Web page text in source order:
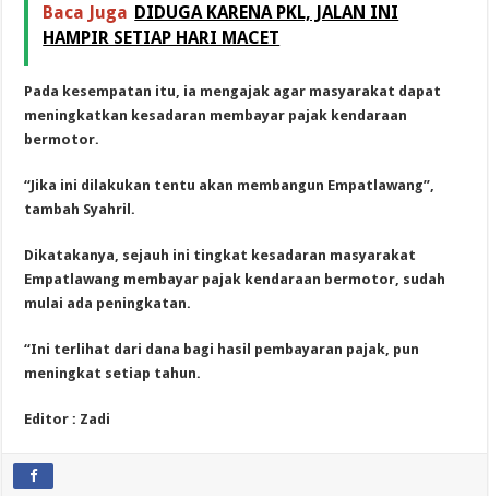
Baca Juga DIDUGA KARENA PKL, JALAN INI
HAMPIR SETIAP HARI MACET
Pada kesempatan itu, ia mengajak agar masyarakat dapat
meningkatkan kesadaran membayar pajak kendaraan
bermotor.
“Jika ini dilakukan tentu akan membangun Empatlawang”,
tambah Syahril.
Dikatakanya, sejauh ini tingkat kesadaran masyarakat
Empatlawang membayar pajak kendaraan bermotor, sudah
mulai ada peningkatan.
“Ini terlihat dari dana bagi hasil pembayaran pajak, pun
meningkat setiap tahun.
Editor : Zadi